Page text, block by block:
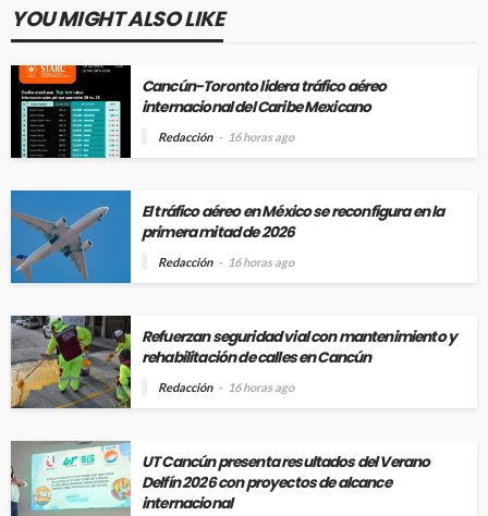
YOU MIGHT ALSO LIKE
Cancún-Toronto lidera tráfico aéreo
internacional del Caribe Mexicano
Redacción 16 horas ago
El tráfico aéreo en México se reconfigura en la
primera mitad de 2026
Redacción 16 horas ago
Refuerzan seguridad vial con mantenimiento y
rehabilitación de calles en Cancún
Redacción 16 horas ago
UT Cancún presenta resultados del Verano
Delfín 2026 con proyectos de alcance
internacional